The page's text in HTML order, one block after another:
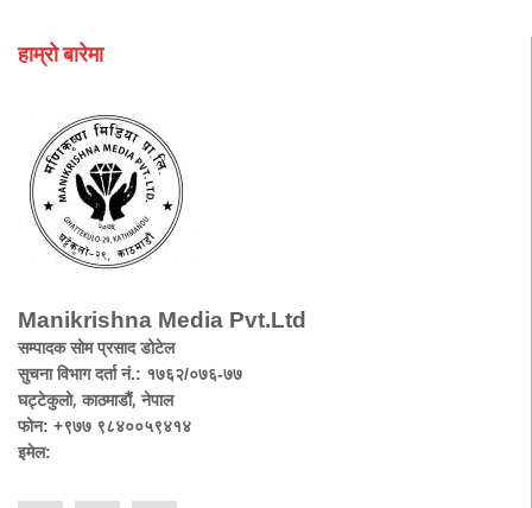
हाम्रो बारेमा
Manikrishna Media Pvt.Ltd
सम्पादक सोम प्रसाद डोटेल
सुचना विभाग दर्ता नं.: १७६२/०७६-७७
घट्टेकुलो, काठमाडौं, नेपाल
फोन: +९७७ ९८४००५९४१४
इमेल: